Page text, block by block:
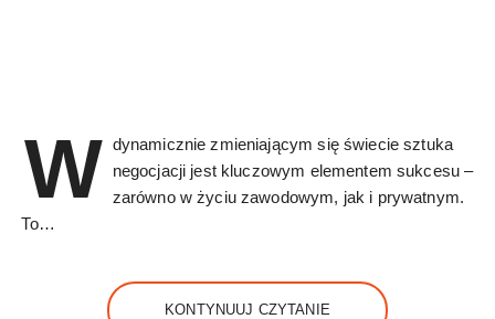
W dynamicznie zmieniającym się świecie sztuka
negocjacji jest kluczowym elementem sukcesu –
zarówno w życiu zawodowym, jak i prywatnym.
To…
KONTYNUUJ CZYTANIE